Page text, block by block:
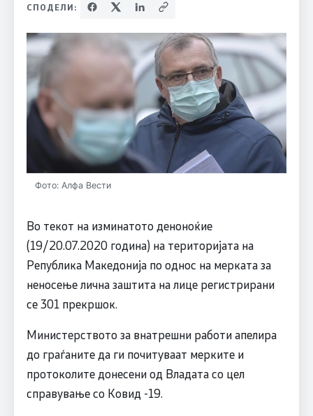
СПОДЕЛИ:
Фото: Алфа Вести
Во текот на изминатото деноноќие
(19/20.07.2020 година) на територијата на
Република Македонија по однос на мерката за
неносење лична заштита на лице регистрирани
се 301 прекршок.
Министерството за внатрешни работи апелира
до граѓаните да ги почитуваат мерките и
протоколите донесени од Владата со цел
справување со Ковид -19.